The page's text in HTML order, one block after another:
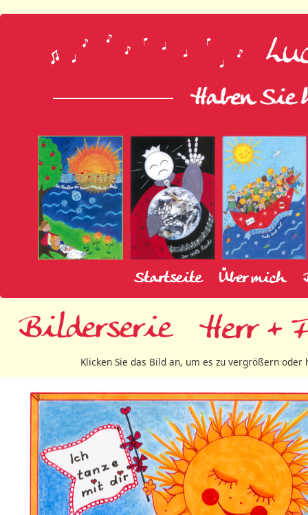
Startseite Über mich
Klicken Sie das Bild an, um es zu vergrößern oder